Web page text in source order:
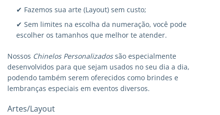
✔ Fazemos sua arte (Layout) sem custo;
✔ Sem limites na escolha da numeração, você pode
escolher os tamanhos que melhor te atender.
Nossos Chinelos Personalizadossão especialmente
desenvolvidos para que sejam usados no seu dia a dia,
podendo também serem oferecidos como brindes e
lembranças especiais em eventos diversos.
Artes/Layout